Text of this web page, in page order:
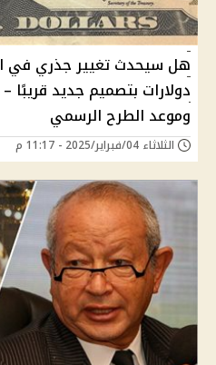
دولارات بتصميم جديد
وموعد الطرح الرسمي
الثلاثاء 04/فبراير/2025 - 11:17 م